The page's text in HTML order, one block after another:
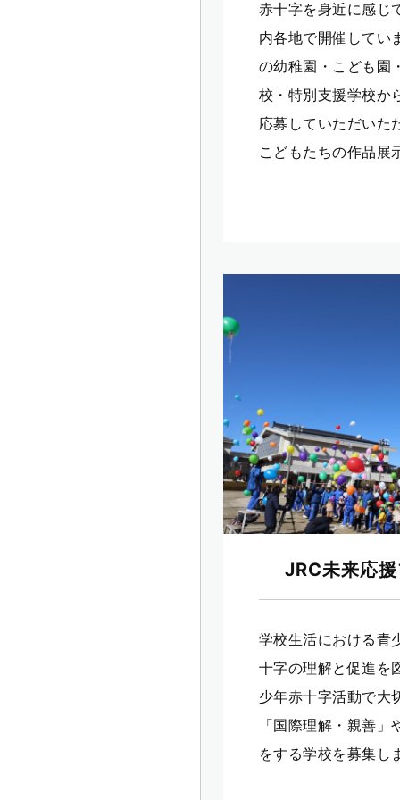
赤十字を身近に感じ
内各地で開催してい
の幼稚園・こども園
校・特別支援学校か
応募していただいた
こどもたちの作品展
JRC未来応
学校生活における青
十字の理解と促進を
少年赤十字活動で大
「国際理解・親善
をする学校を募集し